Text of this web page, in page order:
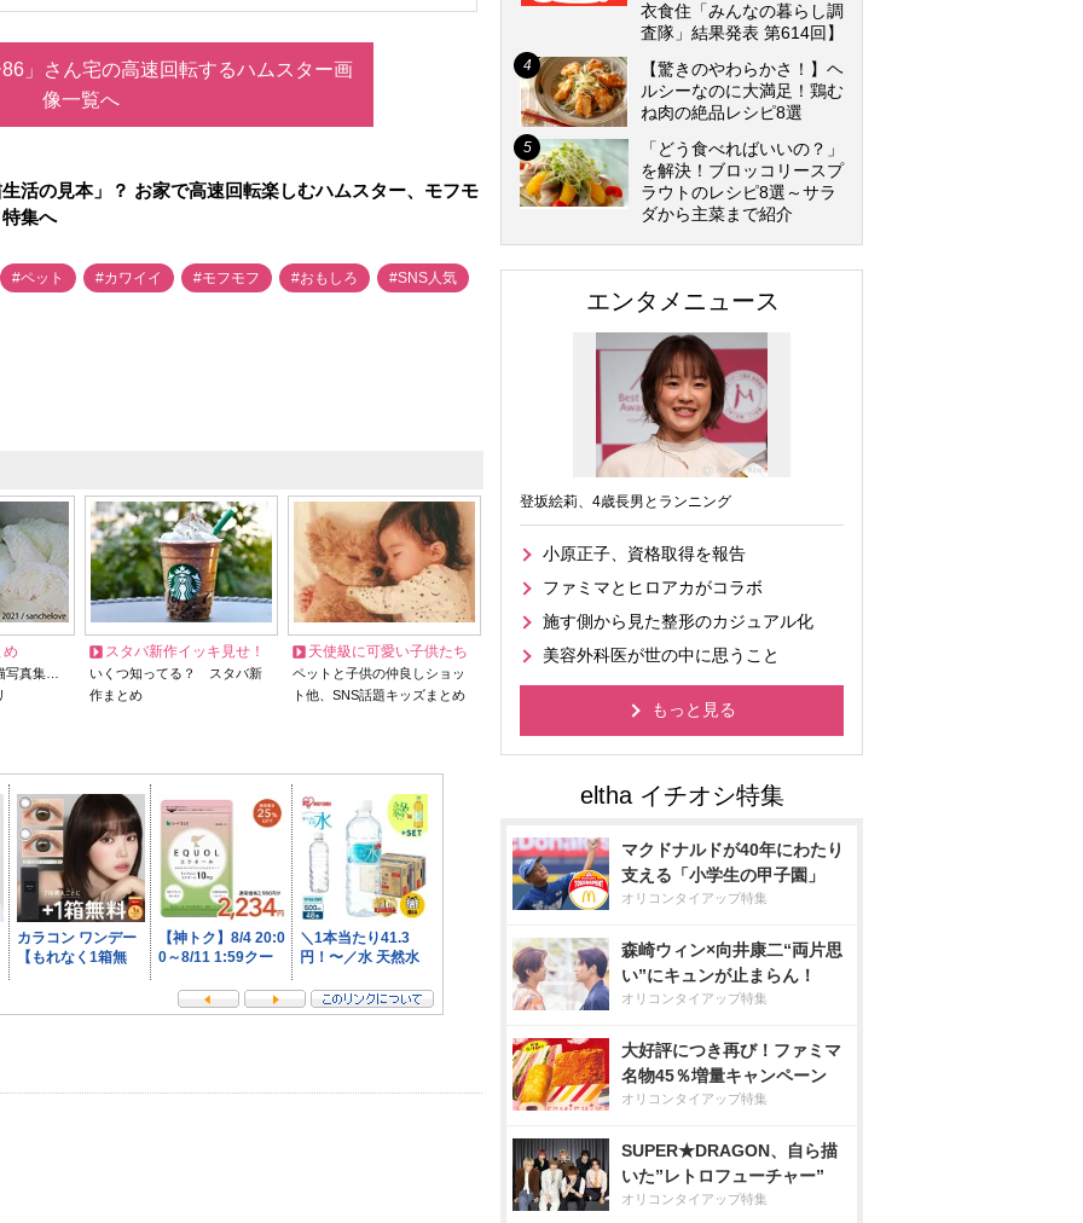
」さん宅の高速回転するハムスター画
像一覧へ
活の見本」？ お家で高速回転楽しむハムスター、モフモ
集へ
#ペット #カワイイ #モフモフ #おもしろ #SNS人気
め
写真集…
スタバ新作イッキ見せ！
いくつ知ってる？ スタバ新
作まとめ
天使級に可愛い子供たち
ペットと子供の仲良しショッ
ト他、SNS話題キッズまとめ
衣食住「みんなの暮らし調
査隊」結果発表 第614回】
【驚きのやわらかさ！】ヘ
ルシーなのに大満足！鶏む
ね肉の絶品レシピ8選
「どう食べればいいの？」
を解決！ブロッコリースプ
ラウトのレシピ8選～サラ
ダから主菜まで紹介
エンタメニュース
登坂絵莉、4歳長男とランニング
小原正子、資格取得を報告
ファミマとヒロアカがコラボ
施す側から見た整形のカジュアル化
美容外科医が世の中に思うこと
もっと見る
マクドナルドが40年にわたり
支える「小学生の甲子園」
オリコンタイアップ特集
森崎ウィン×向井康二“両片思
い”にキュンが止まらん！
オリコンタイアップ特集
大好評につき再び！ファミマ
名物45％増量キャンペーン
オリコンタイアップ特集
SUPER★DRAGON、自ら描
いた”レトロフューチャー”
オリコンタイアップ特集